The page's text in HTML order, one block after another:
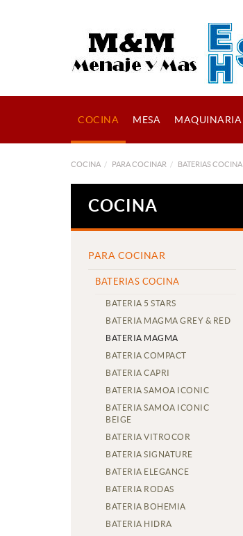
COCINA MESA MAQUINARIA
COCINA PARA COCINAR BATERIAS COCINA
COCINA
PARA COCINAR
BATERIAS COCINA
BATERIA 5 STARS
BATERIA MAGMA GREY & RED
BATERIA MAGMA
BATERIA COMPACT
BATERIA CAPRI
BATERIA SAMOA ICONIC
BATERIA SAMOA ICONIC
BEIGE
BATERIA VITROCOR
BATERIA SIGNATURE
BATERIA ELEGANCE
BATERIA RODAS
BATERIA BOHEMIA
BATERIA HIDRA